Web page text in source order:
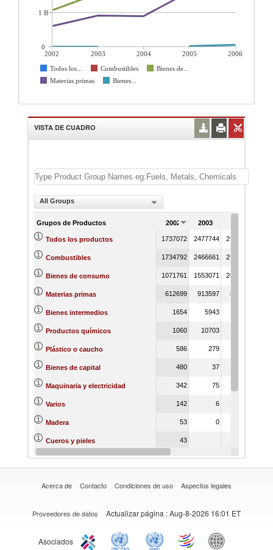
2002 2003 2004 2005
2006
Todos los...
Combustibles
Bienes de...
Materias primas
Bienes...
1 B
0
VISTA DE CUADRO
All Groups
Grupos de Productos 2002 2003
Todos los productos 1737072 2477744 2933299
Combustibles 1734792 2466661 2920943
Bienes de consumo 1071761 1553071 2041716
Materias primas 612699 913597 879226
Bienes intermedios 1654 5943
Productos químicos 1060 10703
Plástico o caucho 586 279
Bienes de capital 480 37
Maquinaria y electricidad 342 75
Varios 142 6
Madera 53 0
Cueros y pieles 43
Textiles y prendas de vestir 29
Acerca de Contacto Condiciones de uso Aspectos legales
Proveedores de datos Actualizar página : Aug-8-2026 16:01 ET
Asociados